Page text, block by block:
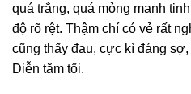
quá trắng, quá mỏng manh
độ rõ rệt. Thậm chí có vẻ rất
cũng thấy đau, cực kì đáng
Diễn tăm tối.